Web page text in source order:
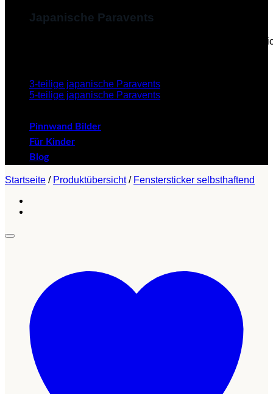
Japanische Paravents
Diese Paravents, die im Japanischen als "Byobu"
3-teilige japanische Paravents
5-teilige japanische Paravents
Pinnwand Bilder
Für Kinder
Blog
Startseite / Produktübersicht / Fenstersticker selbsthaftend